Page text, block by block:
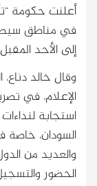
أعلنت حكومة
في مناطق
إلى الأحد
وقال خالد
الإعلام، في
استجابة
السودان، خاصة
والعديد من
الحضور